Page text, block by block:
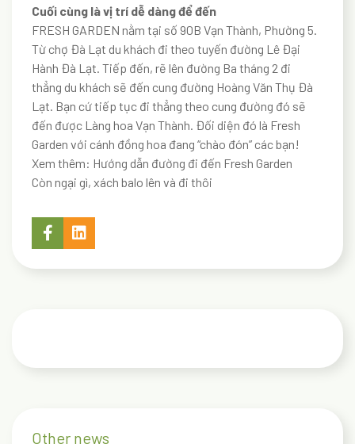
Cuối cùng là vị trí dễ dàng để đến
FRESH GARDEN nằm tại số 90B Vạn Thành, Phường 5.
Từ chợ Đà Lạt du khách đi theo tuyến đường Lê Đại
Hành Đà Lạt. Tiếp đến, rẽ lên đường Ba tháng 2 đi
thẳng du khách sẽ đến cung đường Hoàng Văn Thụ Đà
Lạt. Bạn cứ tiếp tục đi thẳng theo cung đường đó sẽ
đến được Làng hoa Vạn Thành. Đối diện đó là Fresh
Garden với cánh đồng hoa đang “chào đón” các bạn!
Xem thêm: Hướng dẫn đường đi đến Fresh Garden
Còn ngại gì, xách balo lên và đi thôi
Other news